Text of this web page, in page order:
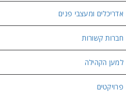
אדריכלים ומעצבי פנים
חברות קשורות
למען הקהילה
פרויקטים